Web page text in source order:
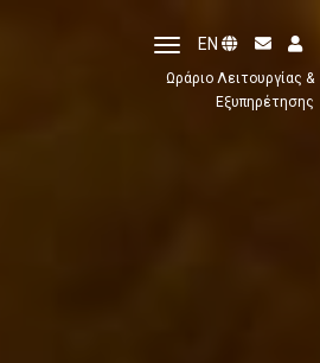
toggle
navigation
EN
Ωράριο Λειτουργίας &
Εξυπηρέτησης